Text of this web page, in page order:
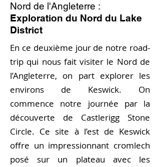
Nord de l'Angleterre :
Exploration du Nord du Lake
District
En ce deuxième jour de notre road-
trip qui nous fait visiter le Nord de
l’Angleterre, on part explorer les
environs de Keswick. On
commence notre journée par la
découverte de Castlerigg Stone
Circle. Ce site à l’est de Keswick
offre un impressionnant cromlech
posé sur un plateau avec les